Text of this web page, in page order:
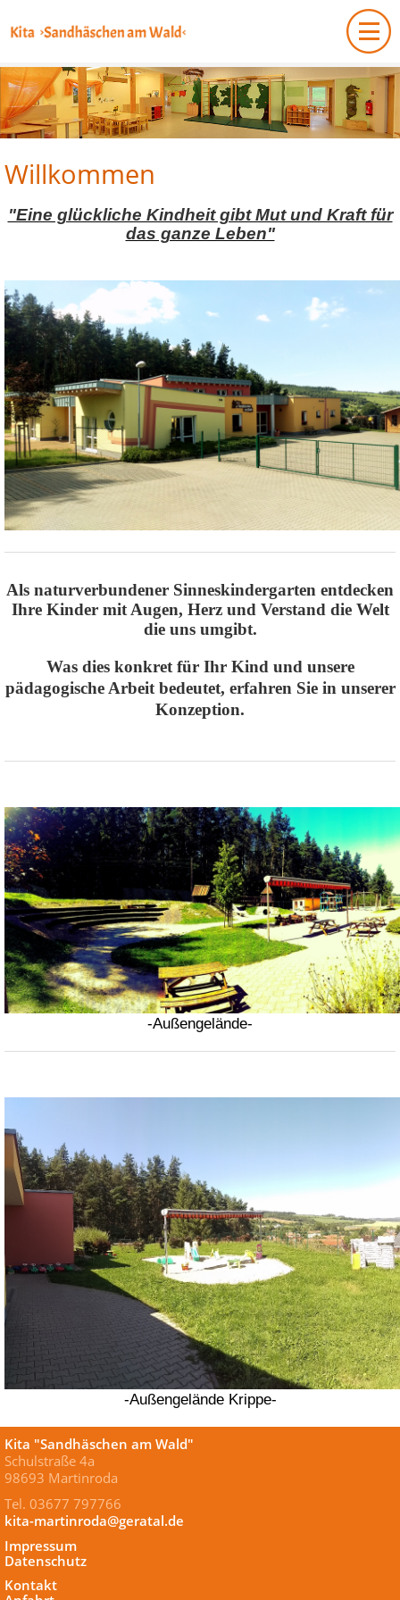
Kita "Sandhäschen am Wald"
Schulstraße 4a
98693 Martinroda
Tel. 03677 797766
kita-martinroda@geratal.de
Impressum
Datenschutz
Kontakt
Willkommen
"Eine glückliche Kindheit gibt Mut und Kraft für
das ganze Leben"
Als naturverbundener Sinneskindergarten entdecken
Ihre Kinder mit Augen, Herz und Verstand die Welt
die uns umgibt.
Was dies konkret für Ihr Kind und unsere
pädagogische Arbeit bedeutet, erfahren Sie in unserer
Konzeption.
-Außengelände-
-Außengelände Krippe-